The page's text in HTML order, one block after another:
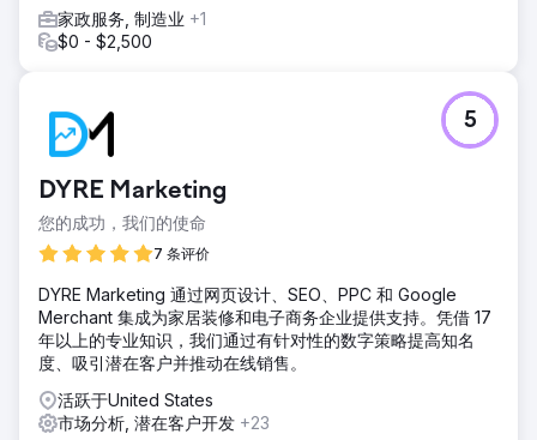
家政服务, 制造业 +1
$0 - $2,500
DYRE Marketing
您的成功，我们的使命
7 条评价
5
DYRE Marketing 通过网页设计、SEO、PPC 和 Google
Merchant 集成为家居装修和电子商务企业提供支持。凭借 17
年以上的专业知识，我们通过有针对性的数字策略提高知名
度、吸引潜在客户并推动在线销售。
活跃于United States
市场分析, 潜在客户开发 +23